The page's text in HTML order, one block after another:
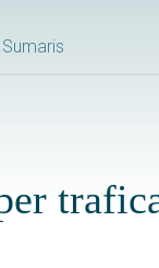
Sumaris